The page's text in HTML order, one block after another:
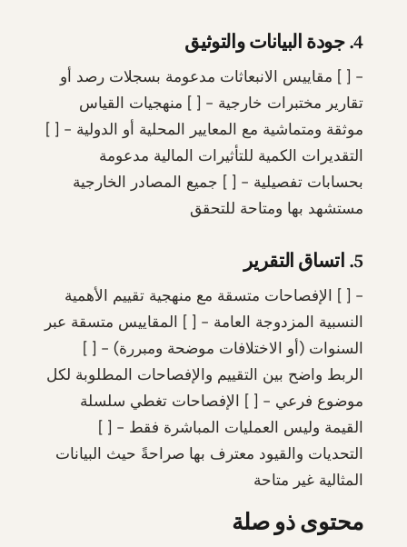
4. جودة البيانات والتوثيق
- [ ] مقاييس الانبعاثات مدعومة بسجلات رصد أو
تقارير مختبرات خارجية - [ ] منهجيات القياس
موثقة ومتماشية مع المعايير المحلية أو الدولية - [ ]
التقديرات الكمية للتأثيرات المالية مدعومة
بحسابات تفصيلية - [ ] جميع المصادر الخارجية
مستشهد بها ومتاحة للتحقق
5. اتساق التقرير
- [ ] الإفصاحات متسقة مع منهجية تقييم الأهمية
النسبية المزدوجة العامة - [ ] المقاييس متسقة عبر
السنوات (أو الاختلافات موضحة ومبررة) - [ ]
الربط واضح بين التقييم والإفصاحات المطلوبة لكل
موضوع فرعي - [ ] الإفصاحات تغطي سلسلة
القيمة وليس العمليات المباشرة فقط - [ ]
التحديات والقيود معترف بها صراحةً حيث البيانات
المثالية غير متاحة
محتوى ذو صلة